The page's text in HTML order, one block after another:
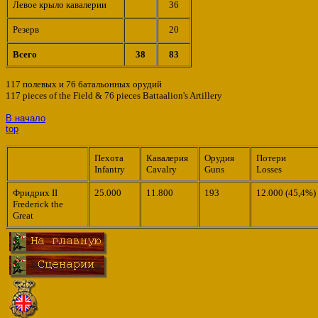
Левое крыло кавалерии 36
Резерв 20
Всего 38 83
117 полевых и 76 батальонных орудий
117 pieces of the Field & 76 pieces Battaalion's Artillery
В начало
top
Пехота
Infantry
Кавалерия
Cavalry
Орудия
Guns
Потери
Losses
Фридрих II
Frederick the
Great
25.000 11.800 193 12.000 (45,4%)